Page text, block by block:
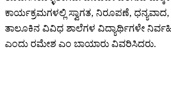
ಕಾರ್ಯಕ್ರಮಗಳಲ್ಲಿ ಸ್ವಾಗತ, ನಿರೂಪಣೆ,
ತಾಲೂಕಿನ ವಿವಿಧ ಶಾಲೆಗಳ ವಿದ್ಯಾರ್ಥಿಗಳೇ
ಎಂದು ರಮೇಶ ಎಂ ಬಾಯಾರು ವಿವರಿಸಿದರು.